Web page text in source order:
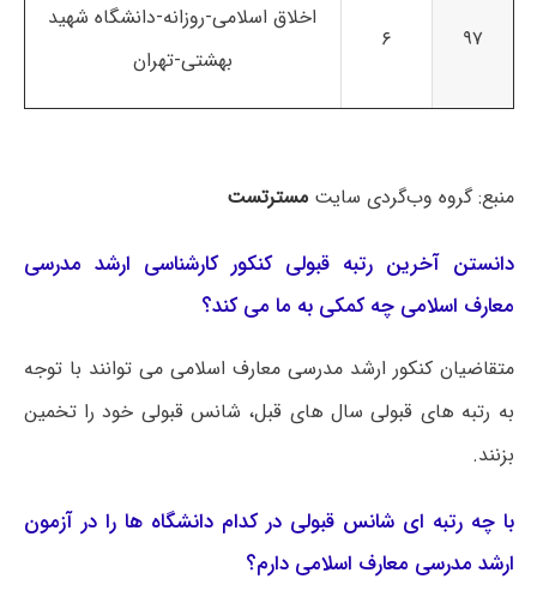
۹۷ ۶
اخلاق اسلامی-روزانه-دانشگاه شهید
بهشتی-تهران
منبع: گروه وب‌گردی سایتمسترتست
دانستن آخرین رتبه قبولی کنکور کارشناسی ارشد مدرسی
معارف اسلامی چه کمکی به ما می کند؟
متقاضیان کنکور ارشد مدرسی معارف اسلامی می توانند با توجه
به رتبه های قبولی سال های قبل، شانس قبولی خود را تخمین
بزنند.
با چه رتبه ای شانس قبولی در کدام دانشگاه ها را در آزمون
ارشد مدرسی معارف اسلامی دارم؟